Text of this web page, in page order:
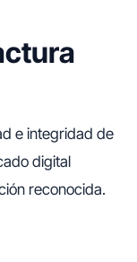
e integridad de
digital
reconocida.